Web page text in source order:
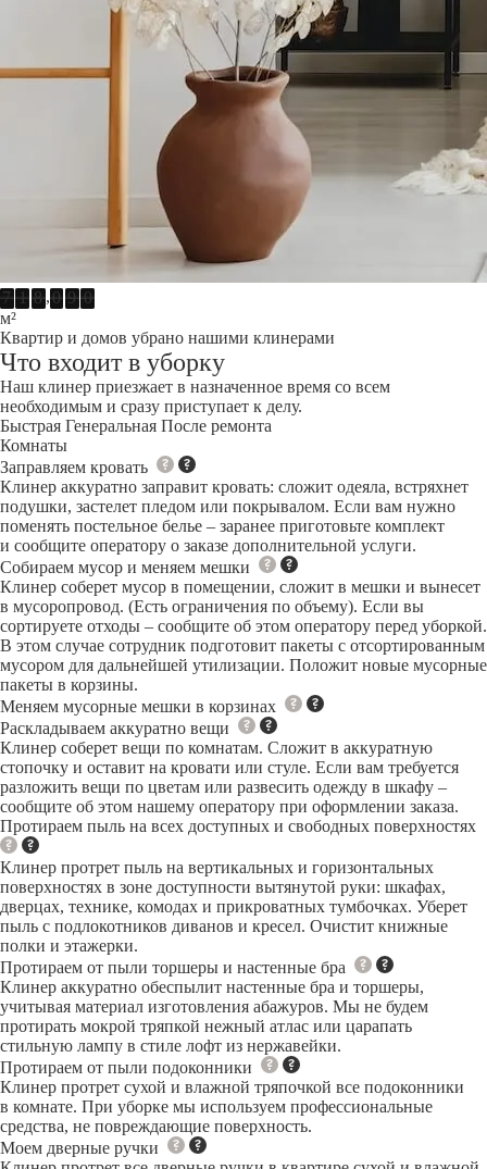
7 1 8,0 9 0
м²
Квартир и домов убрано нашими клинерами
Что входит в уборку
Наш клинер приезжает в назначенное время со всем
необходимым и сразу приступает к делу.
Быстрая Генеральная После ремонта
Комнаты
Заправляем кровать
Клинер аккуратно заправит кровать: сложит одеяла, встряхнет
подушки, застелет пледом или покрывалом. Если вам нужно
поменять постельное белье – заранее приготовьте комплект
и сообщите оператору о заказе дополнительной услуги.
Собираем мусор и меняем мешки
Клинер соберет мусор в помещении, сложит в мешки и вынесет
в мусоропровод. (Есть ограничения по объему). Если вы
сортируете отходы – сообщите об этом оператору перед уборкой.
В этом случае сотрудник подготовит пакеты с отсортированным
мусором для дальнейшей утилизации. Положит новые мусорные
пакеты в корзины.
Меняем мусорные мешки в корзинах
Раскладываем аккуратно вещи
Клинер соберет вещи по комнатам. Сложит в аккуратную
стопочку и оставит на кровати или стуле. Если вам требуется
разложить вещи по цветам или развесить одежду в шкафу –
сообщите об этом нашему оператору при оформлении заказа.
Протираем пыль на всех доступных и свободных поверхностях
Клинер протрет пыль на вертикальных и горизонтальных
поверхностях в зоне доступности вытянутой руки: шкафах,
дверцах, технике, комодах и прикроватных тумбочках. Уберет
пыль с подлокотников диванов и кресел. Очистит книжные
полки и этажерки.
Протираем от пыли торшеры и настенные бра
Клинер аккуратно обеспылит настенные бра и торшеры,
учитывая материал изготовления абажуров. Мы не будем
протирать мокрой тряпкой нежный атлас или царапать
стильную лампу в стиле лофт из нержавейки.
Протираем от пыли подоконники
Клинер протрет сухой и влажной тряпочкой все подоконники
в комнате. При уборке мы используем профессиональные
средства, не повреждающие поверхность.
Моем дверные ручки